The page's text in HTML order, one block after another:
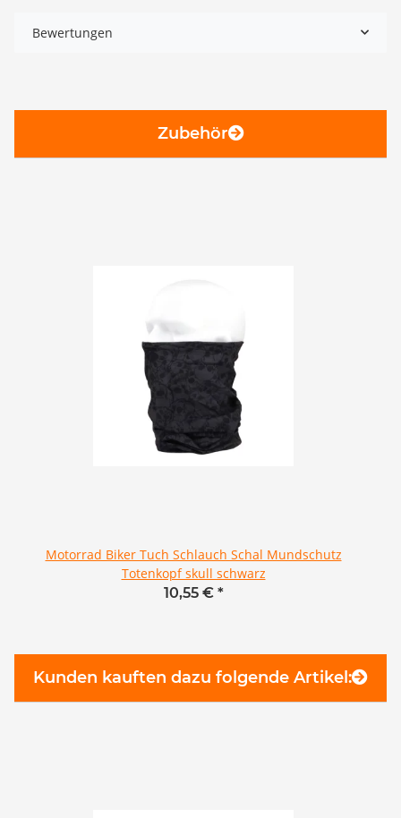
Bewertungen
Zubehör
Motorrad Biker Tuch Schlauch Schal Mundschutz
Totenkopf skull schwarz
10,55 € *
Kunden kauften dazu folgende Artikel: